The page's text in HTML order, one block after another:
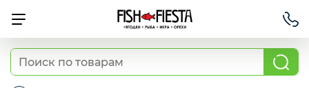
Свежие ягоды и фрукты